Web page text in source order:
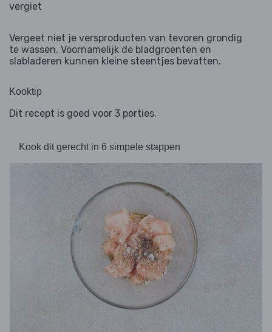
vergiet
Vergeet niet je versproducten van tevoren grondig
te wassen. Voornamelijk de bladgroenten en
slabladeren kunnen kleine steentjes bevatten.
Kooktip
Dit recept is goed voor 3 porties.
Kook dit gerecht in 6 simpele stappen